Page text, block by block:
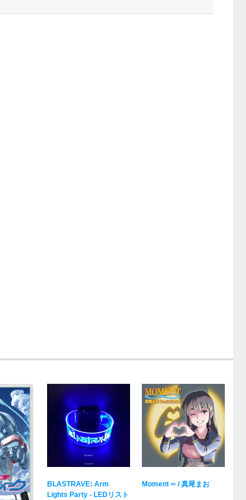
BLASTRAVE: Arm
Lights Party - LEDリスト
Moment ∞ / 真尾まお